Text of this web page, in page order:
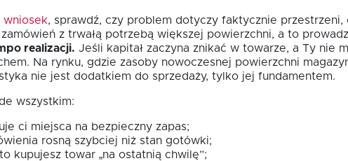
wniosek, sprawdź, czy problem dotyczy faktycznie
z trwałą potrzebą większej powierzchni, a to
realizacji. Jeśli kapitał zaczyna znikać w towarze, a Ty nie
Na rynku, gdzie zasoby nowoczesnej powierzchni
nie jest dodatkiem do sprzedaży, tylko jej fundamentem.
wszystkim:
ci miejsca na bezpieczny zapas;
rosną szybciej niż stan gotówki;
kupujesz towar „na ostatnią chwilę”;